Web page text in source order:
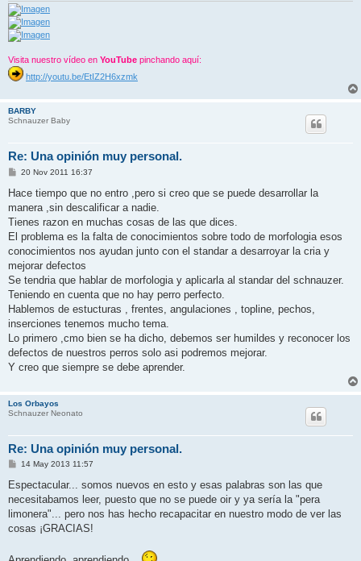
Visita nuestro vídeo en YouTube pinchando aquí:
http://youtu.be/EtIZ2H6xzmk
BARBY
Schnauzer Baby
Re: Una opinión muy personal.
M
n
a
j
20 Nov 2011 16:37
Hace tiempo que no entro ,pero si creo que se puede desarrollar la
manera ,sin descalificar a nadie.
Tienes razon en muchas cosas de las que dices.
El problema es la falta de conocimientos sobre todo de morfologia esos
conocimientos nos ayudan junto con el standar a desarroyar la cria y
mejorar defectos
Se tendria que hablar de morfologia y aplicarla al standar del schnauzer.
Teniendo en cuenta que no hay perro perfecto.
Hablemos de estucturas , frentes, angulaciones , topline, pechos,
inserciones tenemos mucho tema.
Lo primero ,cmo bien se ha dicho, debemos ser humildes y reconocer los
defectos de nuestros perros solo asi podremos mejorar.
Y creo que siempre se debe aprender.
Los Orbayos
Schnauzer Neonato
Re: Una opinión muy personal.
M
n
s
a
j
14 May 2013 11:57
Espectacular... somos nuevos en esto y esas palabras son las que
necesitabamos leer, puesto que no se puede oir y ya sería la "pera
limonera"... pero nos has hecho recapacitar en nuestro modo de ver las
cosas ¡GRACIAS!